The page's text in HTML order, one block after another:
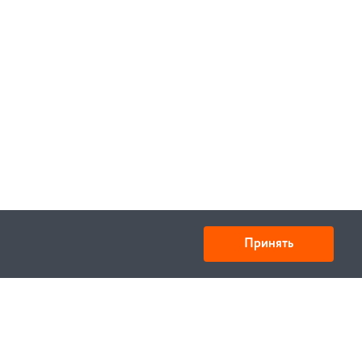
Принять